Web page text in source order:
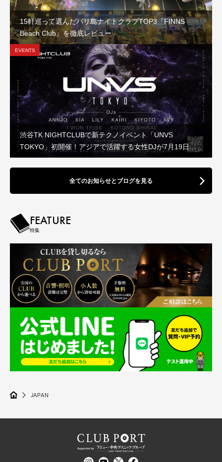
15軒巡って選んだバリ島ナイトクラブTOP3『FINNS
Beach Club』を徹底レビュー
EVENTS
渋谷TK NIGHTCLUBで新テクノイベント「UNVS
TOKYO」初開催！アジアで活躍する女性DJが7月19日に
集結
全てのお知らせとブログを見る
FEATURE
特集
JAPAN